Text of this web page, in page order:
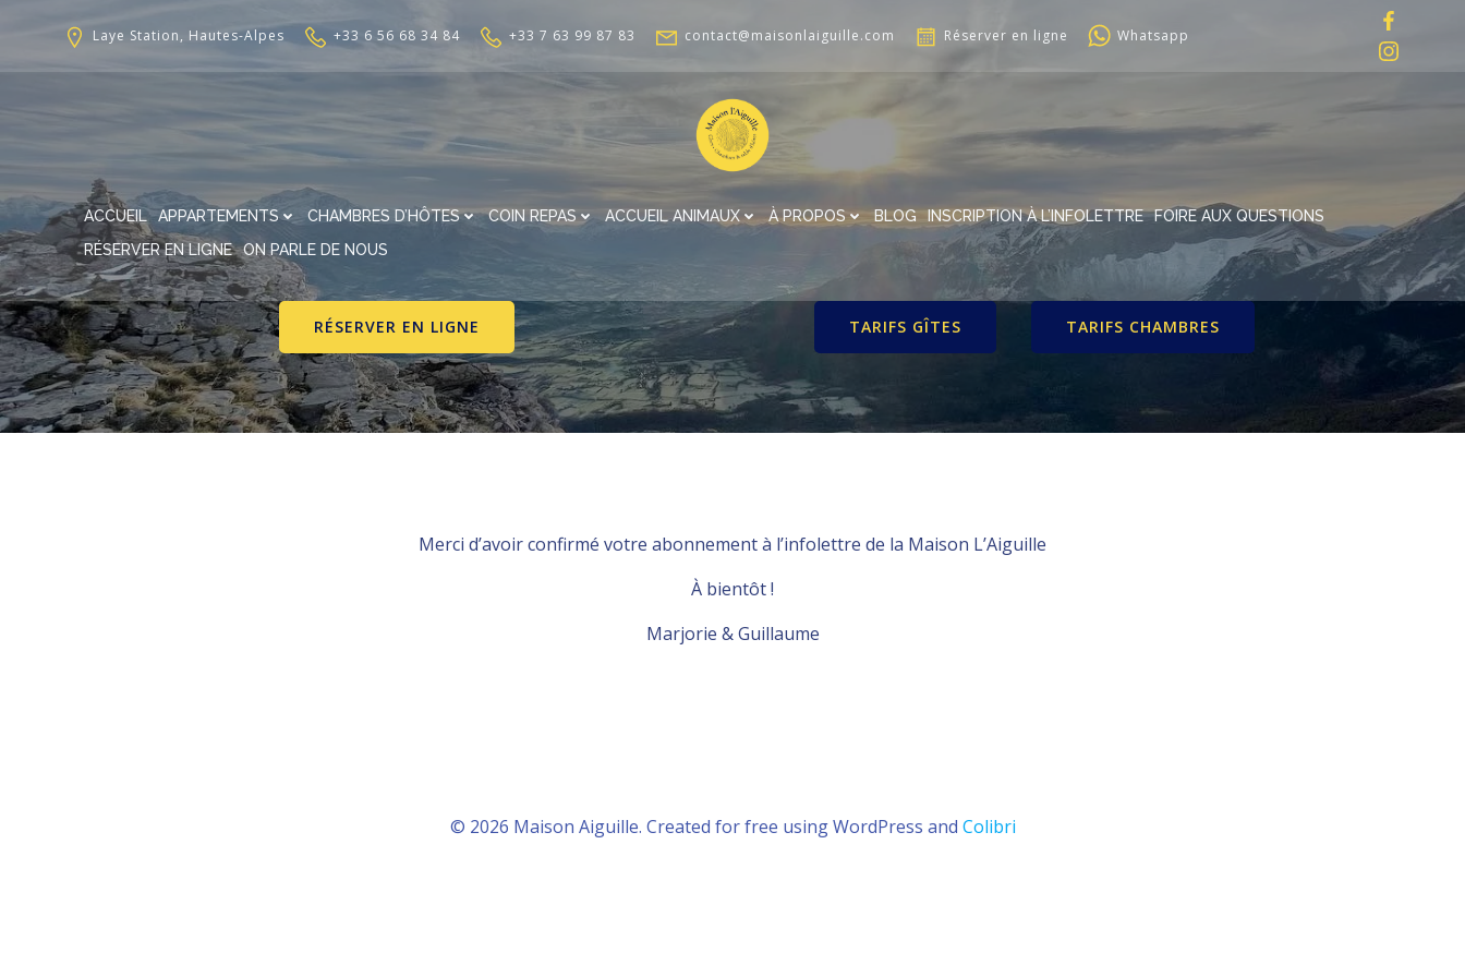
contenu
Laye Station, Hautes-Alpes +33 6 56 68 34 84 +33 7 63 99 87 83 contact@maisonlaiguille.com Réserver en ligne Whatsapp
ACCUEIL APPARTEMENTS CHAMBRES D’HÔTES COIN REPAS ACCUEIL ANIMAUX À PROPOS BLOG INSCRIPTION À L’INFOLETTRE
FOIRE AUX QUESTIONS
RÉSERVER EN LIGNE
ON PARLE DE NOUS
RÉSERVER EN LIGNE TARIFS GÎTES TARIFS CHAMBRES
Merci d’avoir confirmé votre abonnement à l’infolettre de la Maison L’Aiguille
À bientôt !
Marjorie & Guillaume
© 2026 Maison Aiguille. Created for free using WordPress and Colibri